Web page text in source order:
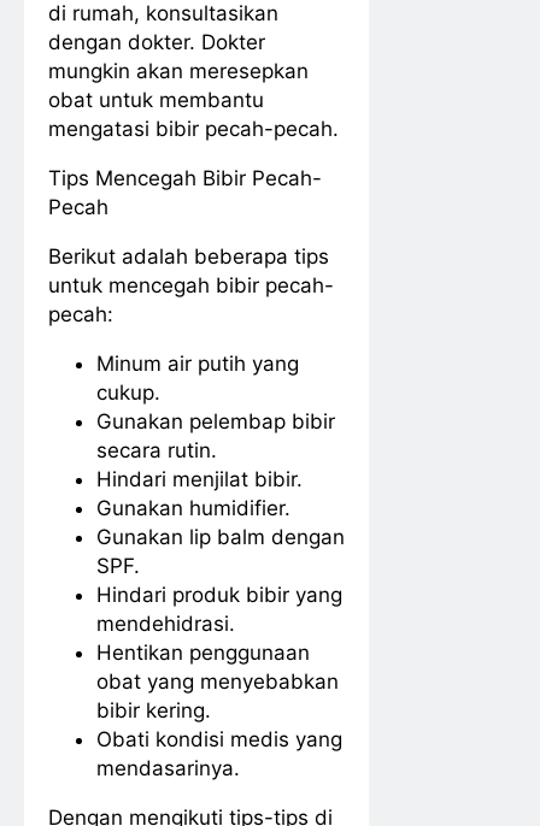
di rumah, konsultasikan
dengan dokter. Dokter
mungkin akan meresepkan
obat untuk membantu
mengatasi bibir pecah-pecah.
Tips Mencegah Bibir Pecah-
Pecah
Berikut adalah beberapa tips
untuk mencegah bibir pecah-
pecah:
Minum air putih yang
cukup.
Gunakan pelembap bibir
secara rutin.
Hindari menjilat bibir.
Gunakan humidifier.
Gunakan lip balm dengan
SPF.
Hindari produk bibir yang
mendehidrasi.
Hentikan penggunaan
obat yang menyebabkan
bibir kering.
Obati kondisi medis yang
mendasarinya.
Dengan mengikuti tips-tips di